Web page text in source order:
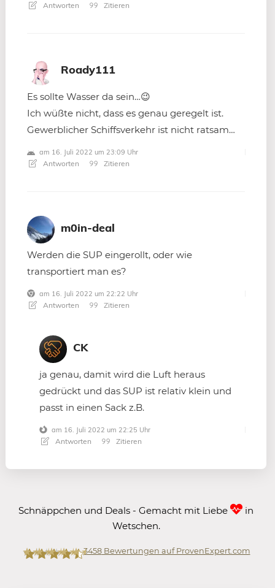
Antworten Zitieren
Roady111
Es sollte Wasser da sein…😉
Ich wüßte nicht, dass es genau geregelt ist.
Gewerblicher Schiffsverkehr ist nicht ratsam…
am 16. Juli 2022 um 23:09 Uhr
Antworten Zitieren
m0in-deal
Werden die SUP eingerollt, oder wie
transportiert man es?
am 16. Juli 2022 um 22:22 Uhr
Antworten Zitieren
CK
ja genau, damit wird die Luft heraus
gedrückt und das SUP ist relativ klein und
passt in einen Sack z.B.
am 16. Juli 2022 um 22:25 Uhr
Antworten Zitieren
Schnäppchen und Deals - Gemacht mit Liebe
in
Wetschen.
3458Bewertungen auf ProvenExpert.com